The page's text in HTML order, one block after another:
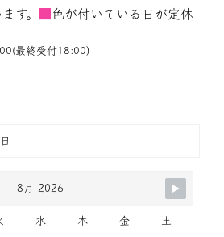
す。
色が付いている日が定休
最終受付18:00)
8月 2026
水 木 金 土